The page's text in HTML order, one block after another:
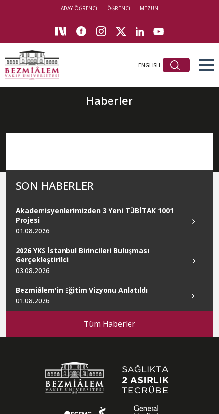
ADAY ÖĞRENCİ ÖĞRENCİ MEZUN
ENGLISH
Haberler
SON HABERLER
Akademisyenlerimizden 3 Yeni TÜBİTAK 1001
Projesi
01.08.2026
2026 YKS İstanbul Birincileri Buluşması
Gerçekleştirildi
03.08.2026
Bezmiâlem'in Eğitim Vizyonu Anlatıldı
01.08.2026
Tüm Haberler